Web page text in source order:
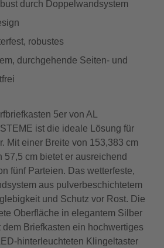
durch Doppelwandsystem
robustes
durchgehende Seiten- und
5er von AL
ist die ideale Lösung für
Mit einer Breite von 153,383 cm
57,5 cm bietet er ausreichend
fünf Parteien. Das wetterfeste,
aus pulverbeschichtetem
und Schutz vor Rost. Die
Oberfläche in elegantem Silber
dem Briefkasten ein hochwertiges
hinterleuchteten Klingeltaster